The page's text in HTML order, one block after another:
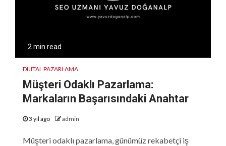
2 min read
DIJITAL PAZARLAMA
Müşteri Odaklı Pazarlama:
Markaların Başarısındaki Anahtar
3 yıl ago admin
Müşteri odaklı pazarlama, günümüz rekabetçi iş